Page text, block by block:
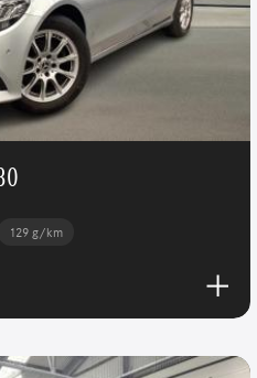
129 g/km